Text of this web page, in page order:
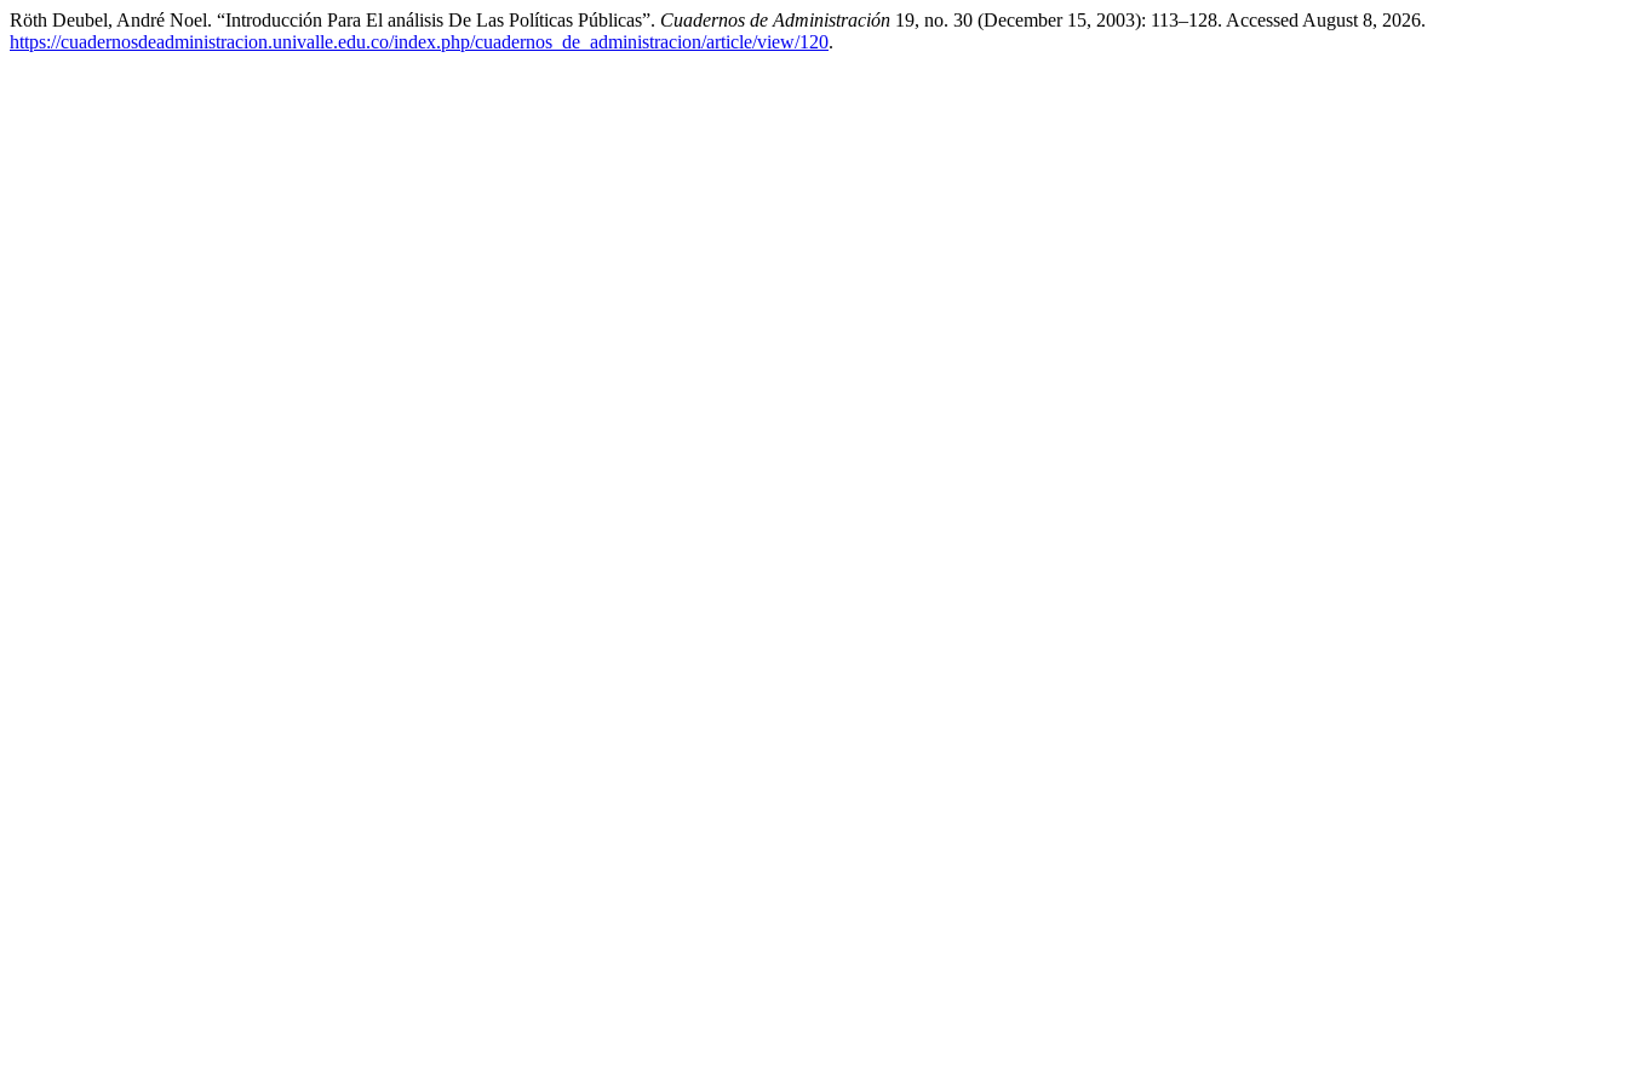
Röth Deubel, André Noel. “Introducción Para El análisis De Las Políticas Públicas”. Cuadernos de Administración 19, no. 30 (December 15, 2003): 113–128. Accessed August 8, 2026.
https://cuadernosdeadministracion.univalle.edu.co/index.php/cuadernos_de_administracion/article/view/120.